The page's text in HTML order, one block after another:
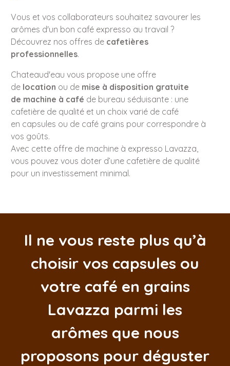
Vous et vos collaborateurs souhaitez savourer les
arômes d'un bon café expresso au travail ?
Découvrez nos offres de cafetières
professionnelles.
Chateaud'eau vous propose une offre
de location ou de mise à disposition gratuite
de machine à café de bureau séduisante : une
cafetière de qualité et un choix varié de café
en capsules ou de café grains pour correspondre à
vos goûts.
Avec cette offre de machine à expresso Lavazza,
vous pouvez vous doter d’une cafetière de qualité
pour un investissement minimal.
Il ne vous reste plus qu’à
choisir vos capsules ou
votre café en grains
Lavazza parmi les
arômes que nous
proposons pour déguster